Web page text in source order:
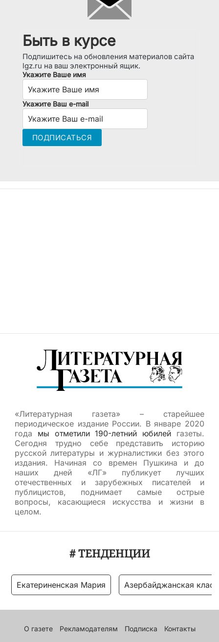
Быть в курсе
Подпишитесь на обновления материалов сайта
lgz.ru на ваш электронный ящик.
Укажите Ваше имя
Укажите Ваш e-mail
«Литературная газета» – старейшее
периодическое издание России. В январе 2020
года мы отметили 190-летний юбилей газеты.
Сегодня трудно себе представить историю
русской литературы и журналистики без этого
издания. Начиная со времен Пушкина и до
наших дней «ЛГ» публикует лучших
отечественных и зарубежных писателей и
публицистов, поднимает самые острые
вопросы, касающиеся искусства и жизни в
целом.
# ТЕНДЕНЦИИ
Екатериненская Мария Азербайджанская
О газете Рекламодателям Подписка Контакты